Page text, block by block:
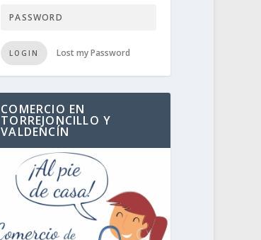
LOGIN Lost my Password
COMERCIO EN
TORREJONCILLO Y
VALDENCÍN